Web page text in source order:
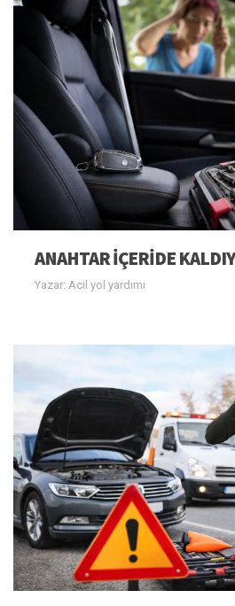
ANAHTAR IÇERIDE
Yazar: Acil yol yardımı